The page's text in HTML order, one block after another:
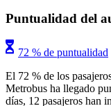
Puntualidad del
72 % de puntualidad
El 72 % de los
Metrobus ha llegado
días, 12 pasajeros han